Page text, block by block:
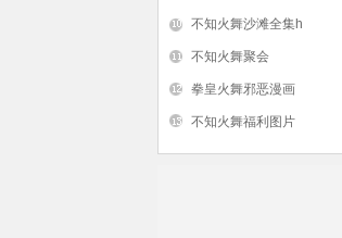
不知火舞沙滩全集h
不知火舞聚会
拳皇火舞邪恶漫画
不知火舞福利图片